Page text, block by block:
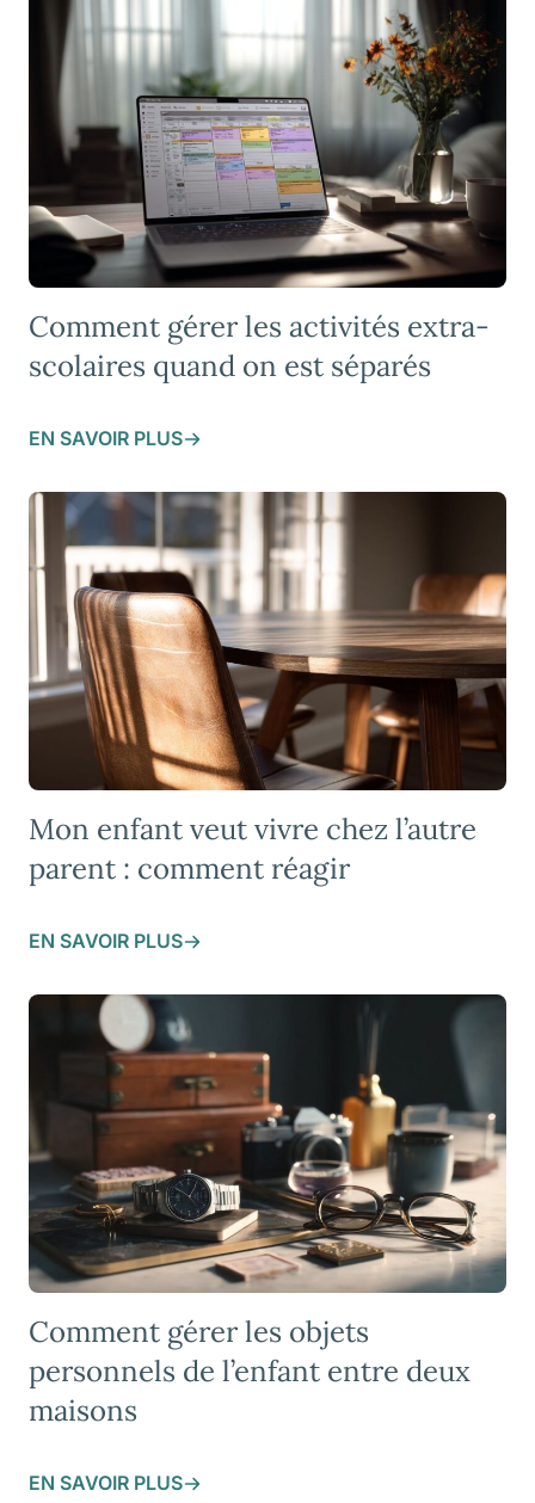
Comment gérer les activités extra-
scolaires quand on est séparés
EN SAVOIR PLUS
Mon enfant veut vivre chez l’autre
parent : comment réagir
EN SAVOIR PLUS
Comment gérer les objets
personnels de l’enfant entre deux
maisons
EN SAVOIR PLUS